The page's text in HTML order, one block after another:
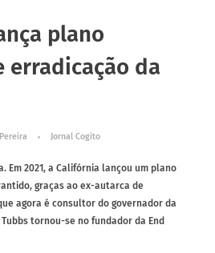
plano
erradicação da
Jornal Cogito
Em 2021, a Califórnia lançou um plano
graças ao ex-autarca de
agora é consultor do governador da
tornou-se no fundador da End